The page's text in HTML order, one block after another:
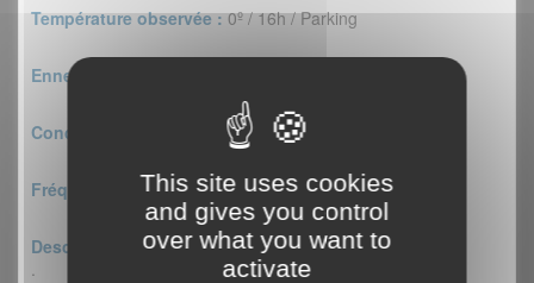
Température observée :0º / 16h / Parking
Enneigement approche :
Conditions :
Fréquentation :personne
Descriptif :
.
This site uses cookies
and gives you control
over what you want to
activate